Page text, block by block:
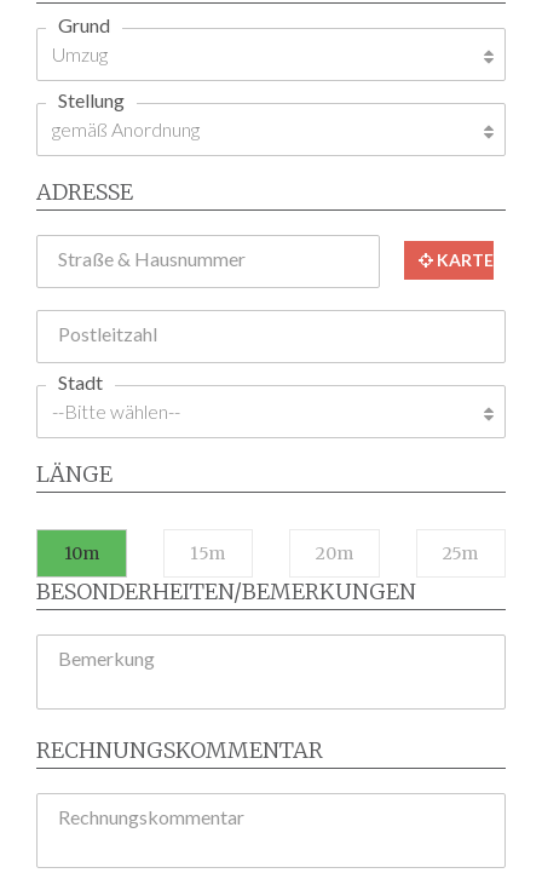
Grund
Stellung
ADRESSE
Straße & Hausnummer KARTE
Postleitzahl
Stadt
LÄNGE
10m 15m 20m 25m
BESONDERHEITEN/BEMERKUNGEN
Bemerkung
RECHNUNGSKOMMENTAR
Rechnungskommentar